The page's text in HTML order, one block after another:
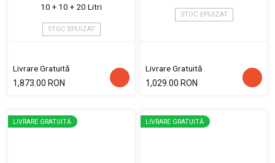
10 + 10 + 20 Litri
STOC EPUIZAT
Livrare Gratuită
1,873.00 RON
STOC EPUIZAT
Livrare Gratuită
1,029.00 RON
LIVRARE GRATUITĂ LIVRARE GRATUITĂ